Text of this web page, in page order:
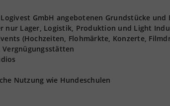
GmbH angebotenen Grundstücke
nur Lager, Logistik, Produktion und Light
(Hochzeiten, Flohmärkte, Konzerte,
Nutzung wie Hundeschulen